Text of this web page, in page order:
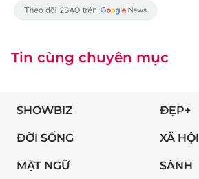
Tin cùng chuyên mục
SHOWBIZ ĐẸP+
ĐỜI SỐNG XÃ HỘI
MẬT NGỮ SÀNH